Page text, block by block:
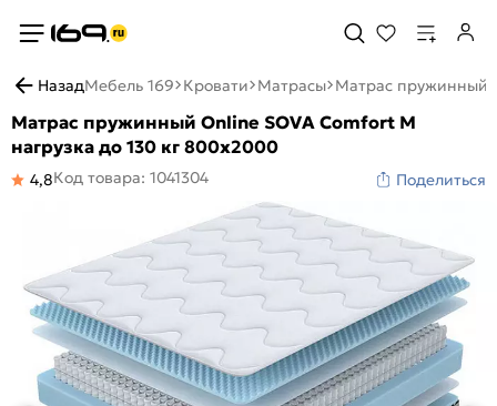
НазадМебель 169 Кровати Матрасы Матрас пружинный
Матрас пружинный Online SOVA Comfort M
нагрузка до 130 кг 800x2000
4,8Код товара: 1041304 Поделиться